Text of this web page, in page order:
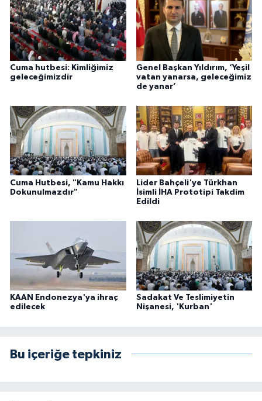
Cuma hutbesi: Kimliğimiz
geleceğimizdir
Genel Başkan Yıldırım, ‘Yeşil
vatan yanarsa, geleceğimiz
de yanar’
Cuma Hutbesi, "Kamu Hakkı
Dokunulmazdır"
Lider Bahçeli'ye Türkhan
İsimli İHA Prototipi Takdim
Edildi
KAAN Endonezya'ya ihraç
edilecek
Sadakat Ve Teslimiyetin
Nişanesi, 'Kurban'
Bu içeriğe tepkiniz